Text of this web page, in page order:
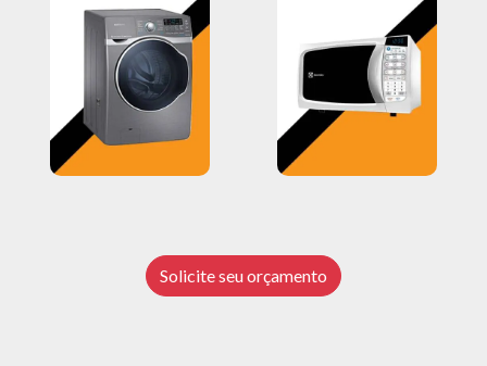
Solicite seu orçamento